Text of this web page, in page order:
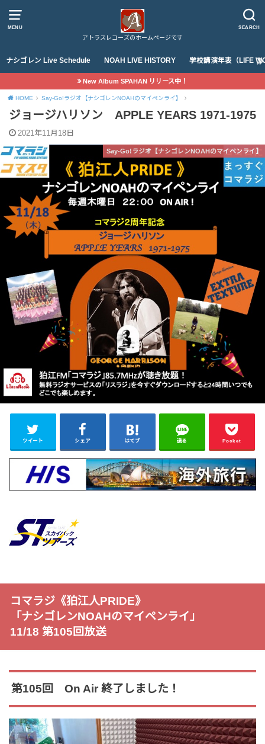
MENU SEARCH
アトラスレコーズのホームページです
ナシゴレン Live Schedule NOAH LIVE HISTORY 学校講演年表（LIFE
New Album SPAHAN リリース中！
HOME Say-Go!ラジオ【ナシゴレンNOAHのマイペンライ】
ジョージハリソン APPLE YEARS 1971-1975
2021年11月18日
Say-Go!ラジオ【ナシゴレンNOAHのマイペンライ】
ツイート シェア はてブ 送る Pocket
コマラジ《狛江人PRIDE》
「ナシゴレンNOAHのマイペンライ」
11/18 第105回放送
第105回 On Air 終了しました！